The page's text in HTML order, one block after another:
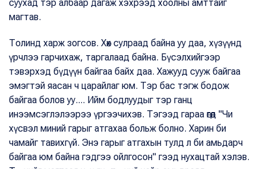
суухад тэр албаар дагаж хэхрээд хоолны амттайг
магтав.
Толинд харж зогсов. Хөх сулраад байна уу даа, хүзүүнд
үрчлээ гарчихаж, таргалаад байна. Бүсэлхийгээр
тэвэрхэд бүдүүн байгаа байх даа. Хажууд сууж байгаа
эмэгтэй яасан ч царайлаг юм. Тэр бас тэгж бодож
байгаа болов уу.... Ийм бодлуудыг тэр ганц
инээмсэглэлээрээ үргээчихэв. Тэгээд гараа өгөөд "Чи
хүсвэл миний гарыг атгахаа больж болно. Харин би
чамайг тавихгүй. Энэ гарыг атгахын тулд л би амьдарч
байгаа юм байна гэдгээ ойлгосон" гээд нухацтай хэлэв.